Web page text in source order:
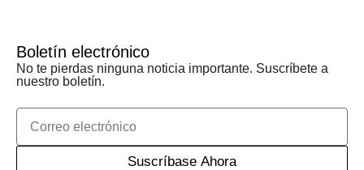
Boletín electrónico
No te pierdas ninguna noticia importante. Suscríbete a
nuestro boletín.
Suscríbase Ahora